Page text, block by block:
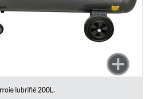
lubrifié 200L.